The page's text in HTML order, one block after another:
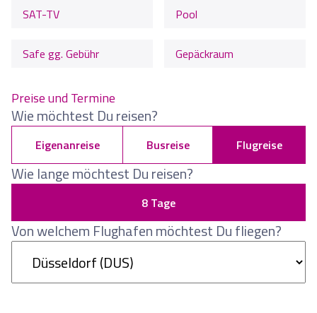
SAT-TV Pool
Safe gg. Gebühr Gepäckraum
Preise und Termine
Wie möchtest Du reisen?
Eigenanreise Busreise Flugreise
Wie lange möchtest Du reisen?
8 Tage
Von welchem Flughafen möchtest Du fliegen?